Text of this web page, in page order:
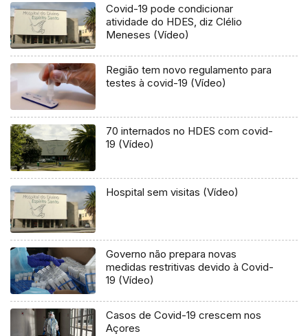
Covid-19 pode condicionar
atividade do HDES, diz Clélio
Meneses (Vídeo)
Região tem novo regulamento para
testes à covid-19 (Vídeo)
70 internados no HDES com covid-
19 (Vídeo)
Hospital sem visitas (Vídeo)
Governo não prepara novas
medidas restritivas devido à Covid-
19 (Vídeo)
Casos de Covid-19 crescem nos
Açores